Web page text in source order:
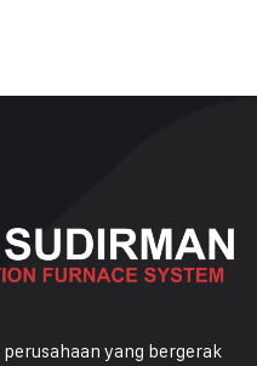
yang bergerak